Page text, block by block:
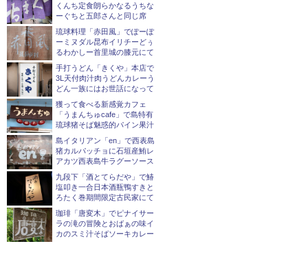
くんち定食朗らかなるうちな
ーぐちと五郎さんと同じ席
琉球料理「赤田風」でぽーぽ
ーミヌダル昆布イリチーどぅ
るわかしー首里城の膝元にて
手打うどん「きくや」本店で
3L天付肉汁肉うどんカレーう
どん一族にはお世話になって
獲って食べる新感覚カフェ
「うまんちゅcafe」で島特有
琉球猪そば魅惑的パイン果汁
島イタリアン「en」で西表島
猪カルパッチョに石垣産鮪レ
アカツ西表島牛ラグーソース
九段下「酒とてらだや」で鰆
塩叩き一合日本酒瓶鴨すきと
ろたく巻期間限定古民家にて
珈琲「唐変木」でピナイサー
ラの滝の冒険とおばぁの味イ
カのスミ汁そばソーキカレー